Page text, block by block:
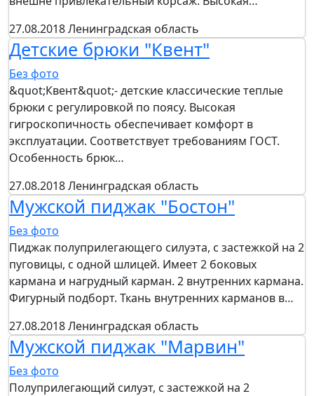
27.08.2018Ленинградская область
Детские брюки "Квент"
Без фото
&quot;Квент&quot;- детские классические теплые
брюки с регулировкой по поясу. Высокая
гигроскопичность обеспечивает комфорт в
эксплуатации. Соответствует требованиям ГОСТ.
Особенность брюк…
27.08.2018Ленинградская область
Мужской пиджак "Бостон"
Без фото
Пиджак полуприлегающего силуэта, с застежкой на 2
пуговицы, с одной шлицей. Имеет 2 боковых
кармана и нагрудный карман. 2 внутренних кармана.
Фигурный подборт. Ткань внутренних карманов в…
27.08.2018Ленинградская область
Мужской пиджак "Марвин"
Без фото
Полуприлегающий силуэт, с застежкой на 2